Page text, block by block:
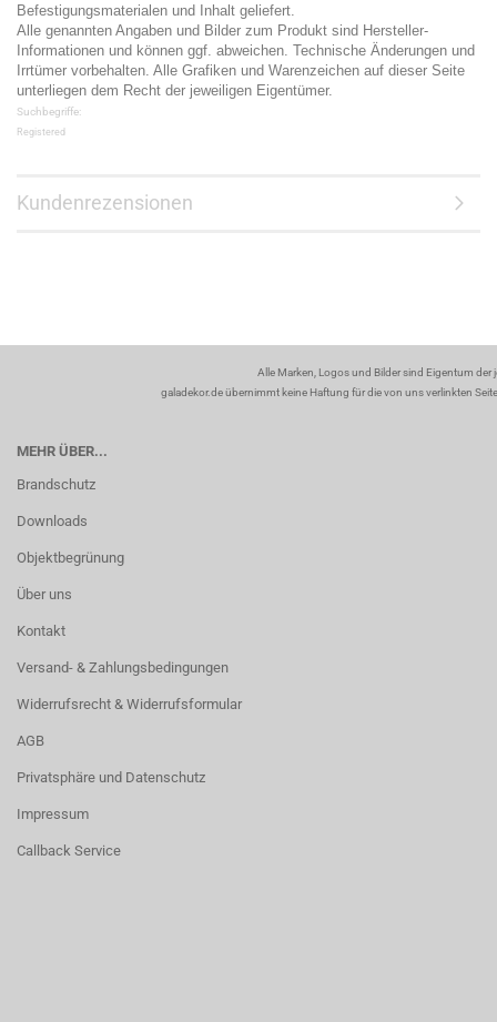
Befestigungsmaterialen und Inhalt geliefert.
Alle genannten Angaben und Bilder zum Produkt sind Hersteller-
Informationen und können ggf. abweichen. Technische Änderungen und
Irrtümer vorbehalten. Alle Grafiken und Warenzeichen auf dieser Seite
unterliegen dem Recht der jeweiligen Eigentümer.
Suchbegriffe:
Registered
Kundenrezensionen
Alle Marken, Logos und Bilder sind Eigentum
galadekor.de übernimmt keine Haftung für die von uns verlinkten
MEHR ÜBER...
Brandschutz
Downloads
Objektbegrünung
Über uns
Kontakt
Versand- & Zahlungsbedingungen
Widerrufsrecht & Widerrufsformular
AGB
Privatsphäre und Datenschutz
Impressum
Callback Service